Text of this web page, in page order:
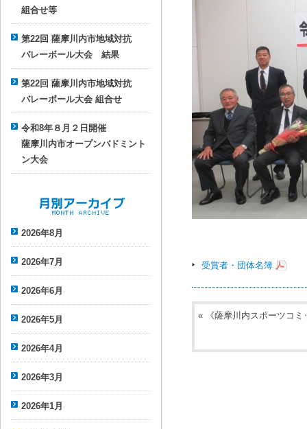
組合せ等
第22回 薩摩川内市地域対抗
バレーボール大会 結果
第22回 薩摩川内市地域対抗
バレーボール大会 組合せ
令和8年８月２日開催
薩摩川内市オープンバドミント
ン大会
2026年8月
2026年7月
2026年6月
2026年5月
2026年4月
2026年3月
2026年1月
受賞者・団体名簿
« 《薩摩川内スポーツコ